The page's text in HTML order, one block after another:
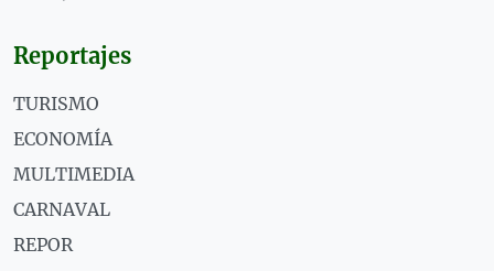
Reportajes
TURISMO
ECONOMÍA
MULTIMEDIA
CARNAVAL
REPOR